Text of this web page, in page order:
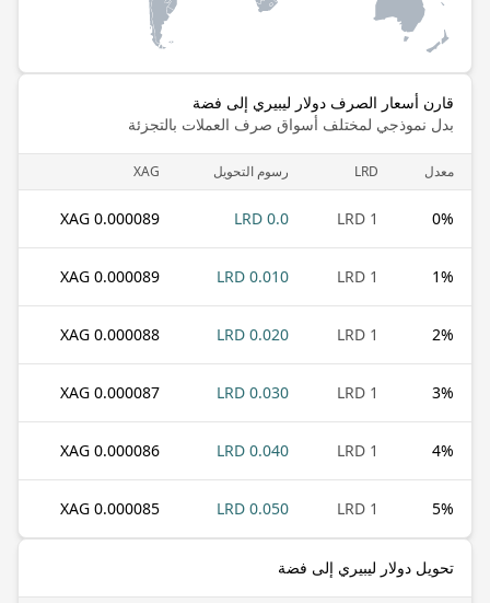
قارن أسعار الصرف دولار ليبيري إلى فضة
بدل نموذجي لمختلف أسواق صرف العملات بالتجزئة
معدل LRD رسوم التحويل XAG
0%
1 LRD
0.0 LRD
0.000089 XAG
1%
1 LRD
0.010 LRD
0.000089 XAG
2%
1 LRD
0.020 LRD
0.000088 XAG
3%
1 LRD
0.030 LRD
0.000087 XAG
4%
1 LRD
0.040 LRD
0.000086 XAG
5%
1 LRD
0.050 LRD
0.000085 XAG
تحويل دولار ليبيري إلى فضة